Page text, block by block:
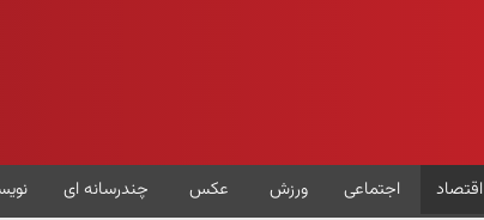
اقتصاد اجتماعی ورزش عکس چندرسانه ای